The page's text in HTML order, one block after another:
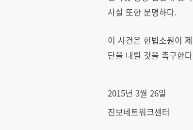
사실 또한 분명하다.
이 사건은 헌법소원이
단을 내릴 것을 촉구한
2015년 3월 26일
진보네트워크센터